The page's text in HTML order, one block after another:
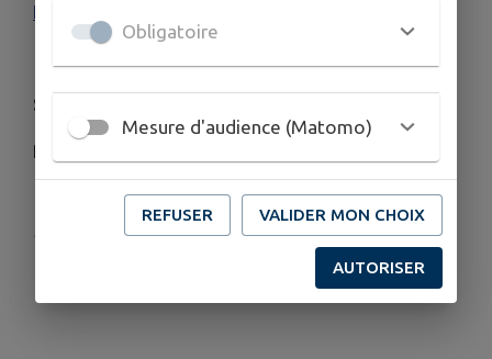
Inscriptions
Sélections le 17 juin 2026
Plus d'informations :
Publié par Communauté de communes Terres
Obligatoire
Mesure d'audience (Matomo)
REFUSER VALIDER MON CHOIX
AUTORISER